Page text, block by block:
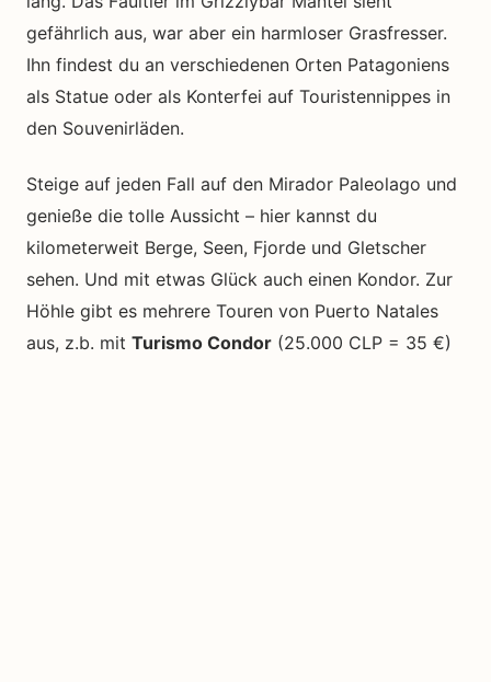
gefährlich aus, war aber ein harmloser Grasfresser.
Ihn findest du an verschiedenen Orten Patagoniens
als Statue oder als Konterfei auf Touristennippes in
den Souvenirläden.
Steige auf jeden Fall auf den Mirador Paleolago und
genieße die tolle Aussicht – hier kannst du
kilometerweit Berge, Seen, Fjorde und Gletscher
sehen. Und mit etwas Glück auch einen Kondor. Zur
Höhle gibt es mehrere Touren von Puerto Natales
aus, z.b. mit Turismo Condor (25.000 CLP = 35 €)